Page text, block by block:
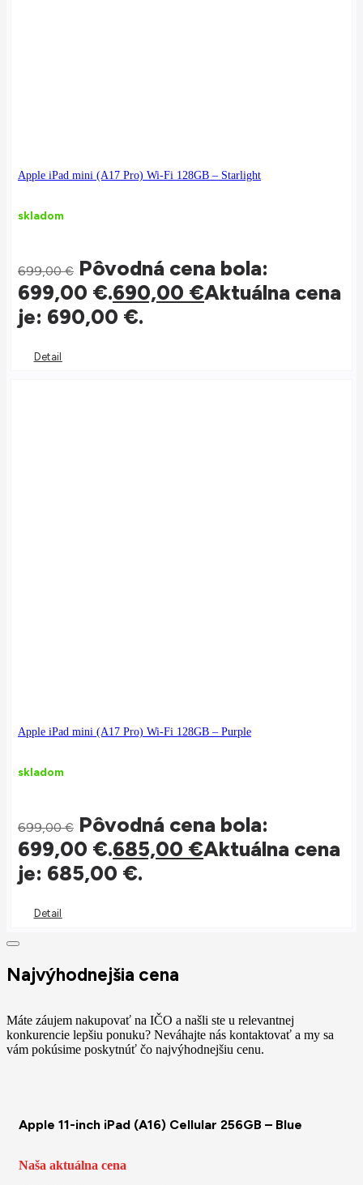
Apple iPad mini (A17 Pro) Wi-Fi 128GB – Starlight
skladom
699,00€ Pôvodná cena bola:
699,00 €.690,00 €Aktuálna cena
je: 690,00 €.
Detail
Apple iPad mini (A17 Pro) Wi-Fi 128GB – Purple
skladom
699,00€ Pôvodná cena bola:
699,00 €.685,00 €Aktuálna cena
je: 685,00 €.
Detail
Najvýhodnejšia cena
Máte záujem nakupovať na IČO a našli ste u relevantnej
konkurencie lepšiu ponuku? Neváhajte nás kontaktovať a my sa
vám pokúsime poskytnúť čo najvýhodnejšiu cenu.
Apple 11-inch iPad (A16) Cellular 256GB – Blue
Naša aktuálna cena